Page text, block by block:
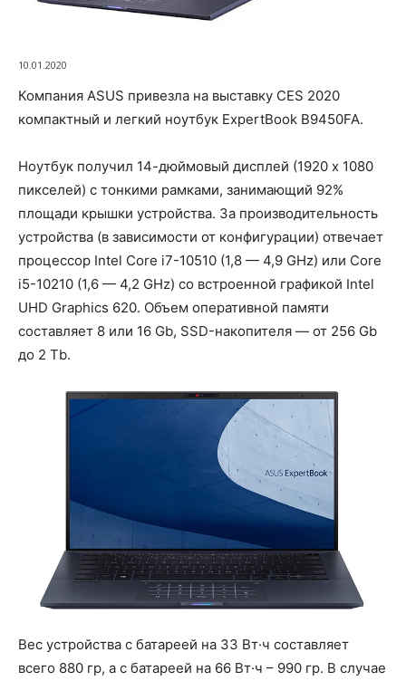
10.01.2020
Компания ASUS привезла на выставку CES 2020
компактный и легкий ноутбук ExpertBook B9450FA.
Ноутбук получил 14-дюймовый дисплей (1920 x 1080
пикселей) с тонкими рамками, занимающий 92%
площади крышки устройства. За производительность
устройства (в зависимости от конфигурации) отвечает
процессор Intel Core i7-10510 (1,8 — 4,9 GHz) или Core
i5-10210 (1,6 — 4,2 GHz) со встроенной графикой Intel
UHD Graphics 620. Объем оперативной памяти
составляет 8 или 16 Gb, SSD-накопителя — от 256 Gb
до 2 Tb.
Вес устройства с батареей на 33 Вт·ч составляет
всего 880 гр, а с батареей на 66 Вт·ч – 990 гр. В случае